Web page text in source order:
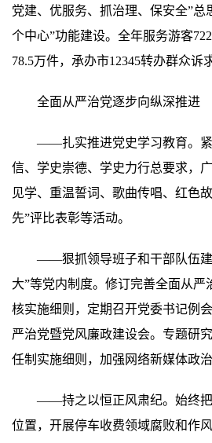
党建、优服务、抓治理、保安全”总
个中心”功能建设。全年服务游客
78.5万件，承办市12345转办群众诉
全面从严治党逐步向纵深推进
——扎实推进党史学习教育。
信、学史崇德、学史力行总要求，
见学、重温誓词、歌曲传唱、红色
先”评比表彰等活动。
——狠抓领导班子和干部队伍
大”等党内制度。修订完善全面从严
核实施细则，定期召开党委书记例
严治党暨党风廉政建设会。专题研
任制实施细则，加强网络新媒体政治
——持之以恒正风肃纪。始终
位置，开展停车收费领域腐败和作